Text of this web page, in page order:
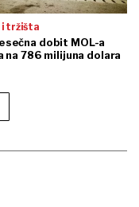
tržišta
dobit MOL-a
na 786 milijuna dolara